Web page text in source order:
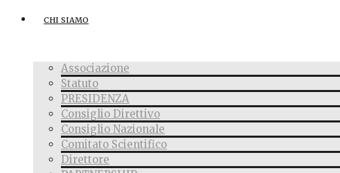
CHI SIAMO
Associazione
Statuto
PRESIDENZA
Consiglio Direttivo
Consiglio Nazionale
Comitato Scientifico
Direttore